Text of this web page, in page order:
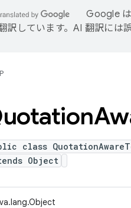
Google
訳しています。AI 翻訳には
class
Object